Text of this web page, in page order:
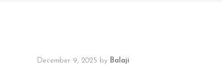
December 9, 2025 by Balaji